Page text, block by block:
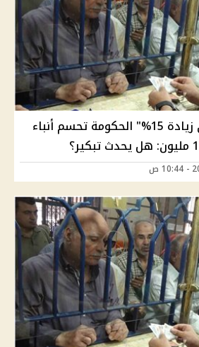
"معاشات يناير بدون زيادة 15%" الحكومة تحسم أنباء